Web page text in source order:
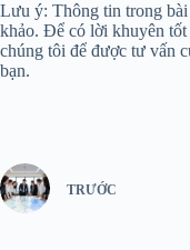
Lưu ý: Thông tin trong
khảo. Để có lời khuyên
chúng tôi để được tư vấn
bạn.
TRƯỚC